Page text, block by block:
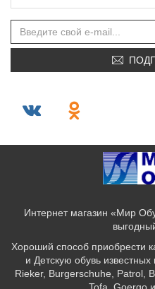
Интернет магазин «Мир
Хороший способ приобрести
и Детскую обувь
Rieker, Burgerschuhe, Patrol,